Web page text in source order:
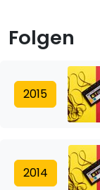
Folgen
2015
2014